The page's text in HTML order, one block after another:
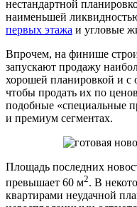
нестандартной
наименьшей
первых этажа и угловые
Впрочем, на финише
запускают продажу
хорошей планировкой и
чтобы продать их по
подобные «специальные
и премиум сегментах.
Площадь последних
превышает 60 м2. В
квартирами неудачной